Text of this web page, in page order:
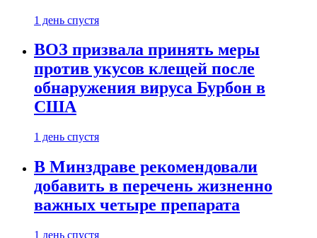
1 день спустя
ВОЗ призвала принять меры
против укусов клещей после
обнаружения вируса Бурбон в
США
1 день спустя
В Минздраве рекомендовали
добавить в перечень жизненно
важных четыре препарата
1 день спустя